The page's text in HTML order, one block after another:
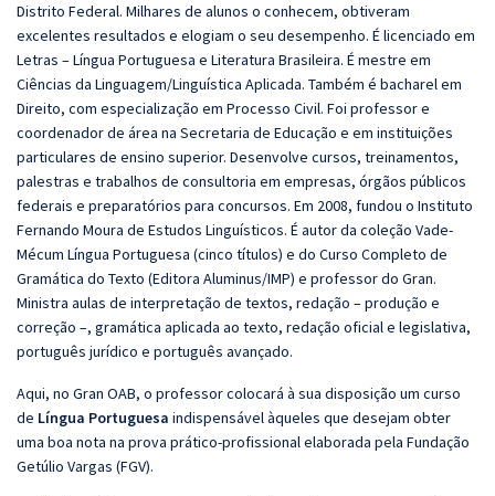
Distrito Federal. Milhares de alunos o conhecem, obtiveram
excelentes resultados e elogiam o seu desempenho. É licenciado em
Letras – Língua Portuguesa e Literatura Brasileira. É mestre em
Ciências da Linguagem/Linguística Aplicada. Também é bacharel em
Direito, com especialização em Processo Civil. Foi professor e
coordenador de área na Secretaria de Educação e em instituições
particulares de ensino superior. Desenvolve cursos, treinamentos,
palestras e trabalhos de consultoria em empresas, órgãos públicos
federais e preparatórios para concursos. Em 2008, fundou o Instituto
Fernando Moura de Estudos Linguísticos. É autor da coleção Vade-
Mécum Língua Portuguesa (cinco títulos) e do Curso Completo de
Gramática do Texto (Editora Aluminus/IMP) e professor do Gran.
Ministra aulas de interpretação de textos, redação – produção e
correção –, gramática aplicada ao texto, redação oficial e legislativa,
português jurídico e português avançado.
Aqui, no Gran OAB, o professor colocará à sua disposição um curso
de Língua Portuguesa indispensável àqueles que desejam obter
uma boa nota na prova prático-profissional elaborada pela Fundação
Getúlio Vargas (FGV).